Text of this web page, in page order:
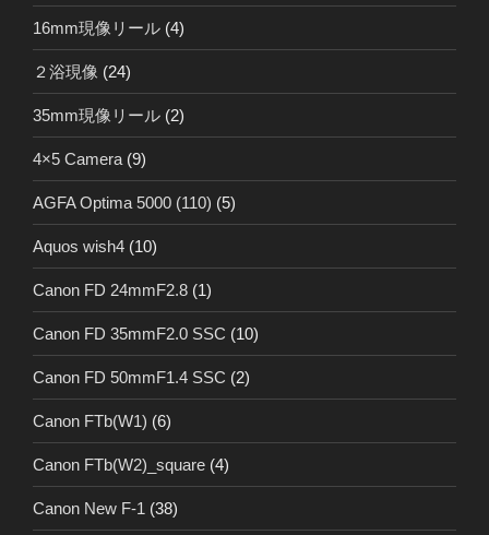
16mm現像リール (4)
２浴現像 (24)
35mm現像リール (2)
4×5 Camera (9)
AGFA Optima 5000 (110) (5)
Aquos wish4 (10)
Canon FD 24mmF2.8 (1)
Canon FD 35mmF2.0 SSC (10)
Canon FD 50mmF1.4 SSC (2)
Canon FTb(W1) (6)
Canon FTb(W2)_square (4)
Canon New F-1 (38)